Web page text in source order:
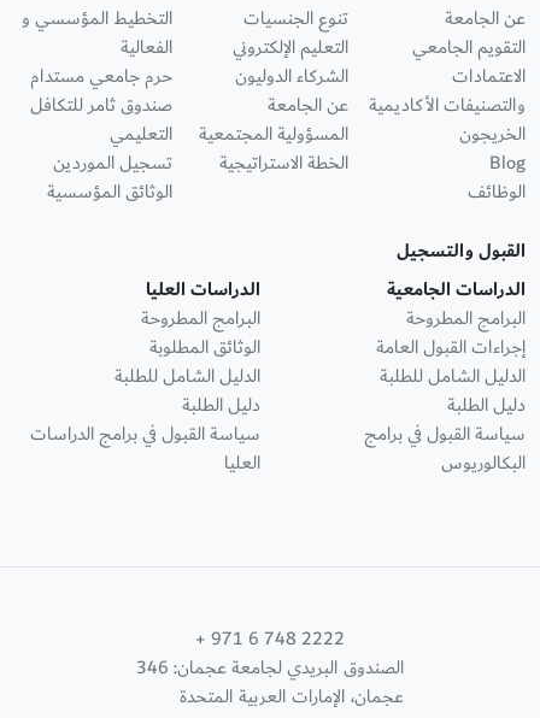
عن الجامعة
التقويم الجامعي
الاعتمادات
والتصنيفات الأكاديمية
الخريجون
Blog
الوظائف
تنوع الجنسيات
التعليم الإلكتروني
الشركاء الدوليون
عن الجامعة
المسؤولية المجتمعية
الخطة الاستراتيجية
التخطيط المؤسسي و
الفعالية
حرم جامعي مستدام
صندوق ثامر للتكافل
التعليمي
تسجيل الموردين
الوثائق المؤسسية
القبول والتسجيل
الدراسات الجامعية
البرامج المطروحة
إجراءات القبول العامة
الدليل الشامل للطلبة
دليل الطلبة
سياسة القبول في برامج
البكالوريوس
الدراسات العليا
البرامج المطروحة
الوثائق المطلوبة
الدليل الشامل للطلبة
دليل الطلبة
سياسة القبول في برامج الدراسات
العليا
+ 971 6 748 2222
الصندوق البريدي لجامعة عجمان: 346
عجمان، الإمارات العربية المتحدة